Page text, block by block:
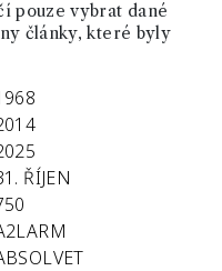
pouze vybrat dané
články, které byly
ŘÍJEN